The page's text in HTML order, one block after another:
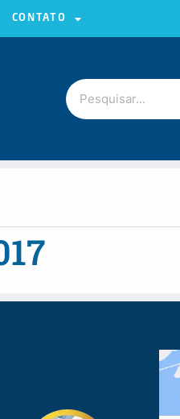
CONTATO